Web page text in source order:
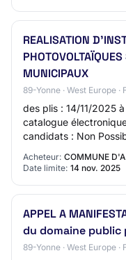
REALISATION
MUNICIPAUX
89-Yonne · West Europe ·
des plis : 14/11/2025
catalogue
candidats : Non
Acheteur: COMMUNE
Date limite: 14 nov. 2025
APPEL A
du domaine public
89-Yonne · West Europe ·